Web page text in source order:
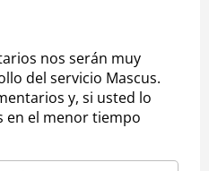
nos serán muy
del servicio Mascus.
y, si usted lo
en el menor tiempo